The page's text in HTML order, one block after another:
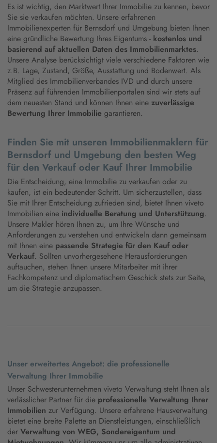
Es ist wichtig, den Marktwert Ihrer Immobilie zu kennen, bevor
Sie sie verkaufen möchten. Unsere erfahrenen
Immobilienexperten für Bernsdorf und Umgebung bieten Ihnen
eine gründliche Bewertung Ihres Eigentums - kostenlos und
basierend auf aktuellen Daten des Immobilienmarktes.
Unsere Analyse berücksichtigt viele verschiedene Faktoren wie
z.B. Lage, Zustand, Größe, Ausstattung und Bodenwert. Als
Mitglied des Immobilienverbandes IVD und durch unsere
Präsenz auf führenden Immobilienportalen sind wir stets auf
dem neuesten Stand und können Ihnen eine zuverlässige
Bewertung Ihrer Immobilie garantieren.
Finden Sie mit unseren Immobilienmaklern für
Bernsdorf und Umgebung den besten Weg
für den Verkauf oder Kauf Ihrer Immobilie
Die Entscheidung, eine Immobilie zu verkaufen oder zu
kaufen, ist ein bedeutender Schritt. Um sicherzustellen, dass
Sie mit Ihrer Entscheidung zufrieden sind, bietet Ihnen viveto
Immobilien eine individuelle Beratung und Unterstützung.
Unsere Makler hören Ihnen zu, um Ihre Wünsche und
Anforderungen zu verstehen und entwickeln dann gemeinsam
mit Ihnen eine passende Strategie für den Kauf oder
Verkauf. Sollten unvorhergesehene Herausforderungen
auftauchen, stehen Ihnen unsere Mitarbeiter mit ihrer
Fachkompetenz und diplomatischem Geschick stets zur Seite,
um die Strategie anzupassen.
Unser erweitertes Angebot: die professionelle
Verwaltung Ihrer Immobilie
Unser Schwesterunternehmen viveto Verwaltung steht Ihnen als
verlässlicher Partner für die professionelle Verwaltung Ihrer
Immobilien zur Verfügung. Unsere erfahrene Hausverwaltung
bietet eine breite Palette an Dienstleistungen, einschließlich
der Verwaltung von WEG, Sondereigentum und